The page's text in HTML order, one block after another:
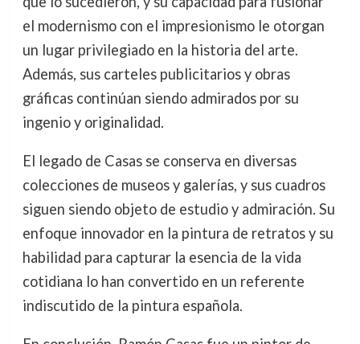
el modernismo con el impresionismo le otorgan
un lugar privilegiado en la historia del arte.
Además, sus carteles publicitarios y obras
gráficas continúan siendo admirados por su
ingenio y originalidad.
El legado de Casas se conserva en diversas
colecciones de museos y galerías, y sus cuadros
siguen siendo objeto de estudio y admiración. Su
enfoque innovador en la pintura de retratos y su
habilidad para capturar la esencia de la vida
cotidiana lo han convertido en un referente
indiscutido de la pintura española.